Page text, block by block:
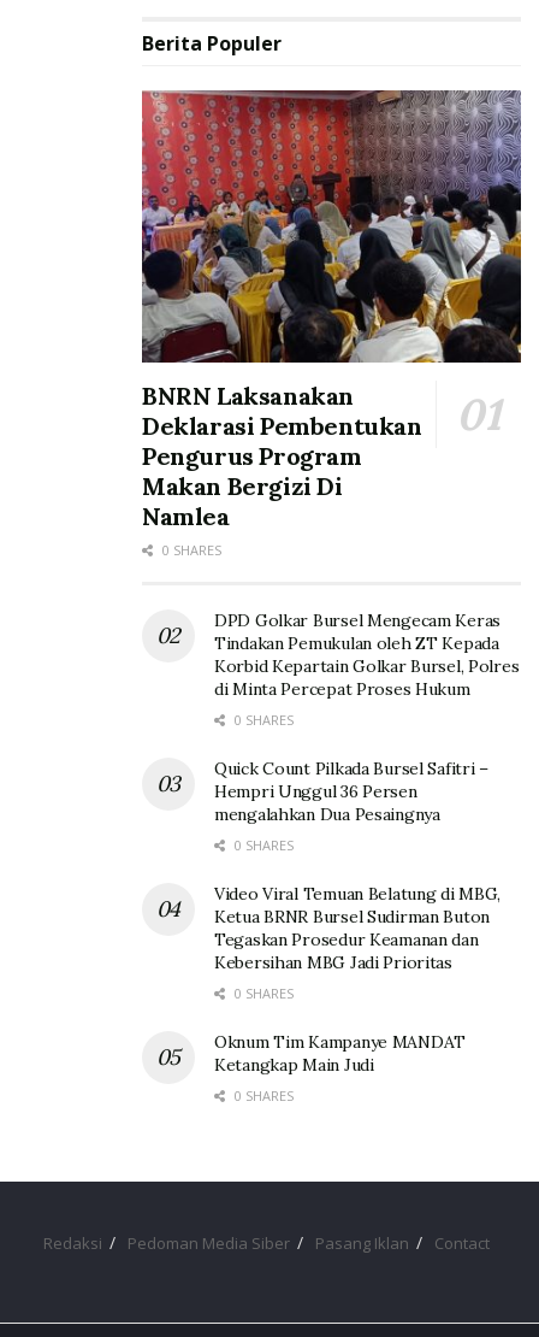
Berita Populer
BNRN Laksanakan
Deklarasi Pembentukan
Pengurus Program
Makan Bergizi Di
Namlea
0 SHARES
DPD Golkar Bursel Mengecam Keras
Tindakan Pemukulan oleh ZT Kepada
Korbid Kepartain Golkar Bursel, Polres
di Minta Percepat Proses Hukum
0 SHARES
Quick Count Pilkada Bursel Safitri –
Hempri Unggul 36 Persen
mengalahkan Dua Pesaingnya
0 SHARES
Video Viral Temuan Belatung di MBG,
Ketua BRNR Bursel Sudirman Buton
Tegaskan Prosedur Keamanan dan
Kebersihan MBG Jadi Prioritas
0 SHARES
Oknum Tim Kampanye MANDAT
Ketangkap Main Judi
0 SHARES
Redaksi Pedoman Media Siber Pasang Iklan Contact